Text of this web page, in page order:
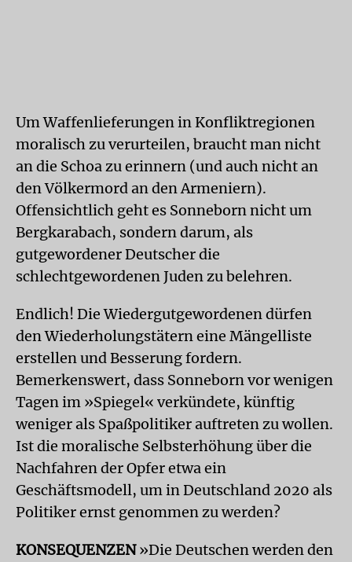
Um Waffenlieferungen in Konfliktregionen
moralisch zu verurteilen, braucht man nicht
an die Schoa zu erinnern (und auch nicht an
den Völkermord an den Armeniern).
Offensichtlich geht es Sonneborn nicht um
Bergkarabach, sondern darum, als
gutgewordener Deutscher die
schlechtgewordenen Juden zu belehren.
Endlich! Die Wiedergutgewordenen dürfen
den Wiederholungstätern eine Mängelliste
erstellen und Besserung fordern.
Bemerkenswert, dass Sonneborn vor wenigen
Tagen im »Spiegel« verkündete, künftig
weniger als Spaßpolitiker auftreten zu wollen.
Ist die moralische Selbsterhöhung über die
Nachfahren der Opfer etwa ein
Geschäftsmodell, um in Deutschland 2020 als
Politiker ernst genommen zu werden?
KONSEQUENZEN»Die Deutschen werden den